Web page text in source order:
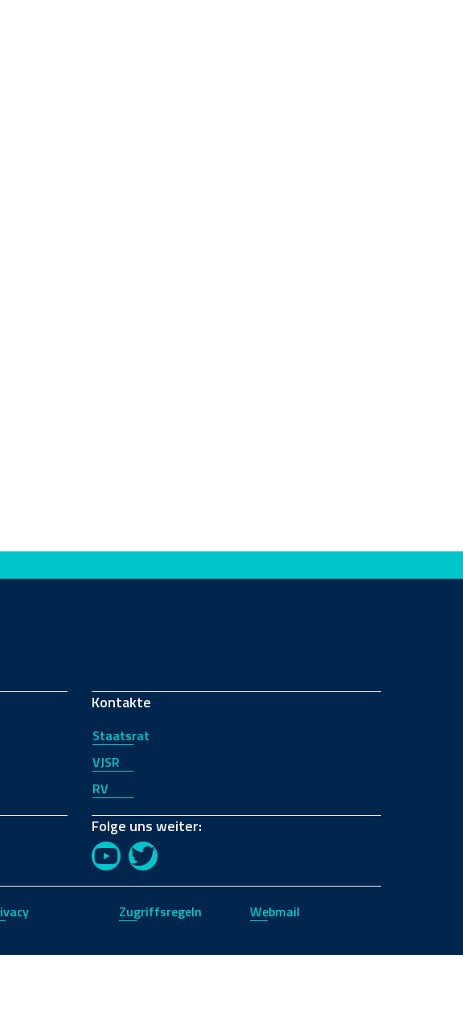
Kontakte
Staatsrat
VJSR
RV
Folge uns weiter:
YouTubeTwitter
Zugriffsregeln Webmail